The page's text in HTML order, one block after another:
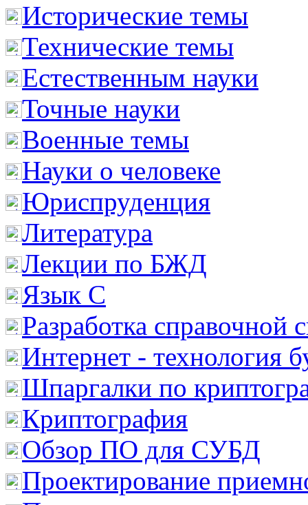
Исторические темы
Технические темы
Естественным науки
Точные науки
Военные темы
Науки о человеке
Юриспруденция
Литература
Лекции по БЖД
Язык С
Разработка справочной
Интернет - технология
Шпаргалки по
Криптография
Обзор ПО для СУБД
Проектирование